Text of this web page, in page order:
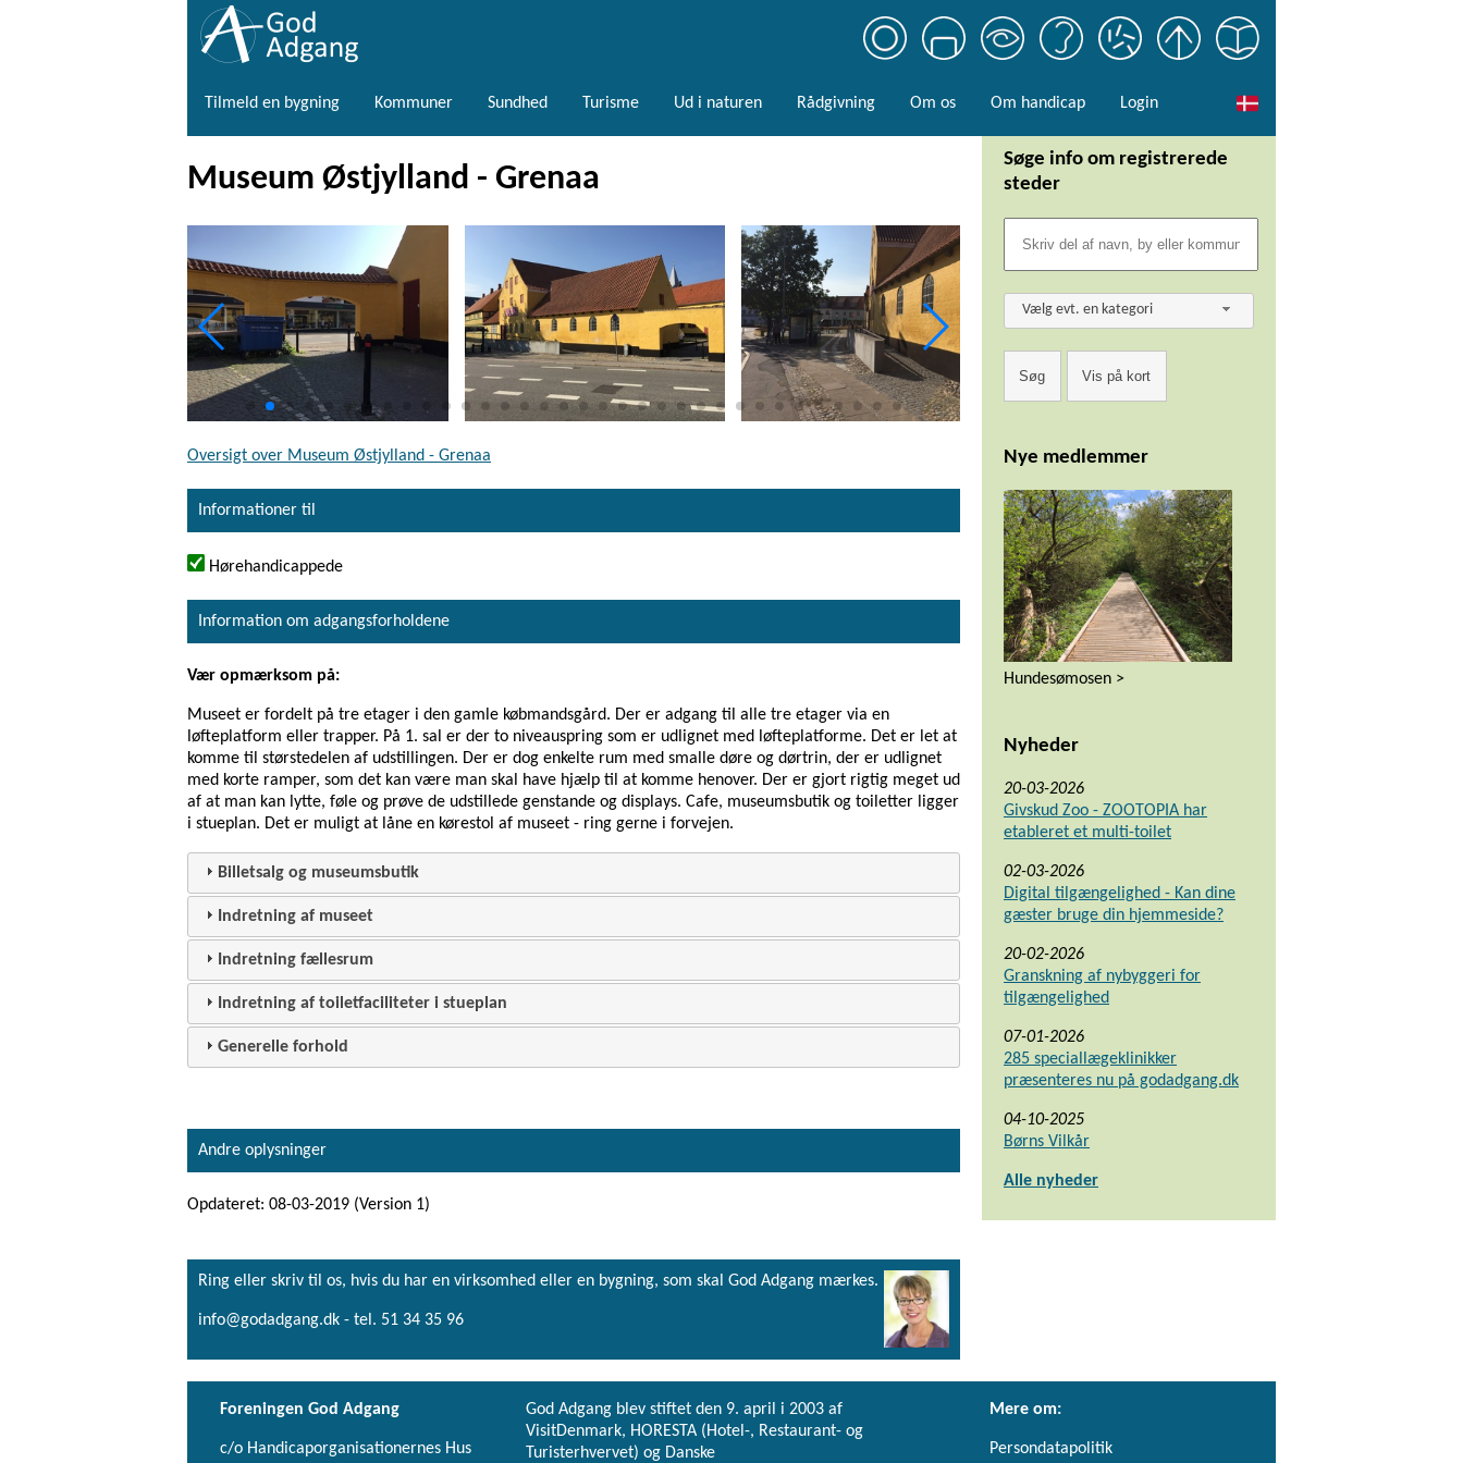
Tilmeld en bygning Kommuner Sundhed Turisme Ud i naturen Rådgivning Om os Om handicap Login
Museum Østjylland - Grenaa
Oversigt over Museum Østjylland - Grenaa
Informationer til
Hørehandicappede
Information om adgangsforholdene
Vær opmærksom på:
Museet er fordelt på tre etager i den gamle købmandsgård. Der er adgang til alle tre etager via en
løfteplatform eller trapper. På 1. sal er der to niveauspring som er udlignet med løfteplatforme. Det er let at
komme til størstedelen af udstillingen. Der er dog enkelte rum med smalle døre og dørtrin, der er udlignet
med korte ramper, som det kan være man skal have hjælp til at komme henover. Der er gjort rigtig meget ud
af at man kan lytte, føle og prøve de udstillede genstande og displays. Cafe, museumsbutik og toiletter ligger
i stueplan. Det er muligt at låne en kørestol af museet - ring gerne i forvejen.
Billetsalg og museumsbutik
Indretning af museet
Indretning fællesrum
Indretning af toiletfaciliteter i stueplan
Generelle forhold
Andre oplysninger
Opdateret: 08-03-2019 (Version 1)
Ring eller skriv til os, hvis du har en virksomhed eller en bygning, som skal God Adgang mærkes.
info@godadgang.dk - tel. 51 34 35 96
Søge info om registrerede
steder
Vælg evt. en kategori
Nye medlemmer
Hundesømosen >
Nyheder
20-03-2026
Givskud Zoo - ZOOTOPIA har
etableret et multi-toilet
02-03-2026
Digital tilgængelighed - Kan dine
gæster bruge din hjemmeside?
20-02-2026
Granskning af nybyggeri for
tilgængelighed
07-01-2026
285 speciallægeklinikker
præsenteres nu på godadgang.dk
04-10-2025
Børns Vilkår
Alle nyheder
Foreningen God Adgang
c/o Handicaporganisationernes Hus
God Adgang blev stiftet den 9. april i 2003 af
VisitDenmark, HORESTA (Hotel-, Restaurant- og
Turisterhvervet) og Danske
Mere om:
Persondatapolitik